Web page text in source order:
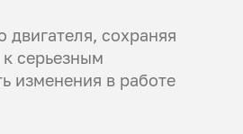
сохраняя
серьезным
изменения в работе